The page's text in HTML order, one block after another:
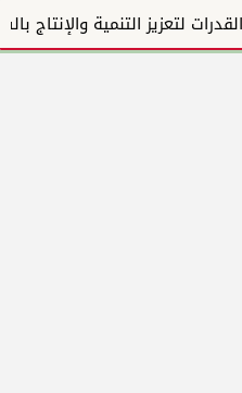
تدشين البرنامج الوطني لبناء القدرات لتعزيز التنمية والإنتاج بالسودان